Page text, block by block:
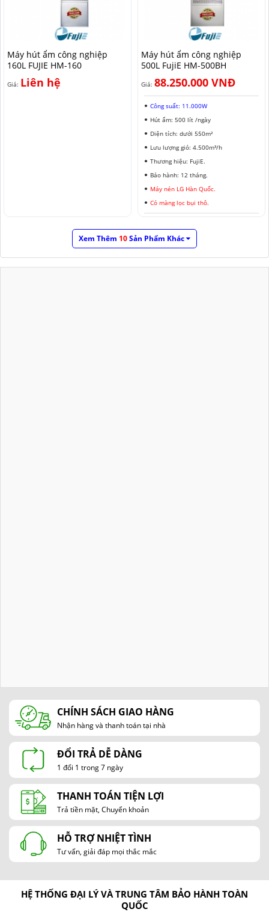
Máy hút ẩm công nghiệp
160L FUJIE HM-160
Giá: Liên hệ
Máy hút ẩm công nghiệp
500L FujiE HM-500BH
Giá: 88.250.000 VNĐ
Công suất: 11.000W
Hút ẩm: 500 lít /ngày
Diện tích: dưới 550m²
Lưu lượng gió: 4.500m³/h
Thương hiệu: FujiE.
Bảo hành: 12 tháng.
Máy nén LG Hàn Quốc.
Có màng lọc bụi thô.
Xem Thêm 10Sản Phẩm Khác
CHÍNH SÁCH GIAO HÀNG
Nhận hàng và thanh toán tại nhà
ĐỔI TRẢ DỄ DÀNG
1 đổi 1 trong 7 ngày
THANH TOÁN TIỆN LỢI
Trả tiền mặt, Chuyển khoản
HỖ TRỢ NHIỆT TÌNH
Tư vấn, giải đáp mọi thắc mắc
HỆ THỐNG ĐẠI LÝ VÀ TRUNG TÂM BẢO HÀNH TOÀN
QUỐC